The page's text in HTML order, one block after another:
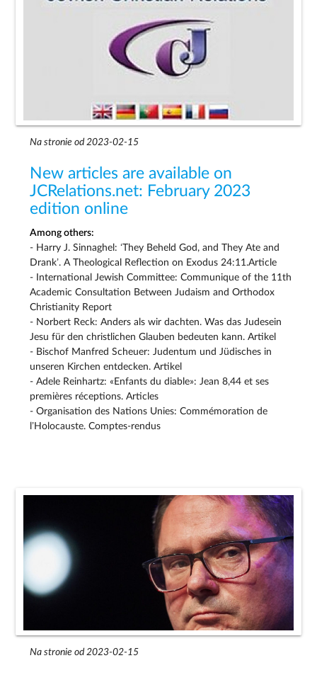
Na stronie od 2023-02-15
New articles are available on
JCRelations.net: February 2023
edition online
Among others:
- Harry J. Sinnaghel: ‘They Beheld God, and They Ate and
Drank’. A Theological Reflection on Exodus 24:11.Article
- International Jewish Committee: Communique of the 11th
Academic Consultation Between Judaism and Orthodox
Christianity Report
- Norbert Reck: Anders als wir dachten. Was das Judesein
Jesu für den christlichen Glauben bedeuten kann. Artikel
- Bischof Manfred Scheuer: Judentum und Jüdisches in
unseren Kirchen entdecken. Artikel
- Adele Reinhartz: «Enfants du diable»: Jean 8,44 et ses
premières réceptions. Articles
- Organisation des Nations Unies: Commémoration de
l’Holocauste. Comptes-rendus
Na stronie od 2023-02-15